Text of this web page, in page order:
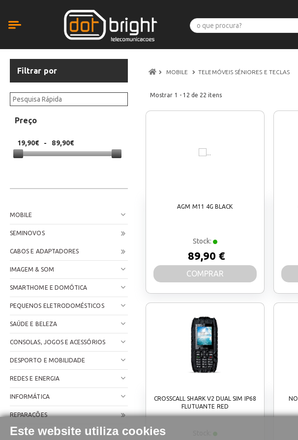
Este website utiliza cookies
Filtrar por
Preço
19,90€ - 89,90€
MOBILE
SEMINOVOS
CABOS E ADAPTADORES
IMAGEM & SOM
SMARTHOME E DOMÓTICA
PEQUENOS ELETRODOMÉSTICOS
SAÚDE E BELEZA
CONSOLAS, JOGOS E ACESSÓRIOS
DESPORTO E MOBILIDADE
REDES E ENERGIA
INFORMÁTICA
REPARAÇÕES
MOBILE TELEMÓVEIS SÉNIORES E TECLAS
Mostrar 1 - 12 de 22 itens
AGM M11 4G BLACK
Stock:
89,90 €
COMPRAR
CROSSCALL SHARK V2 DUAL SIM IP68
FLUTUANTE RED
Stock: